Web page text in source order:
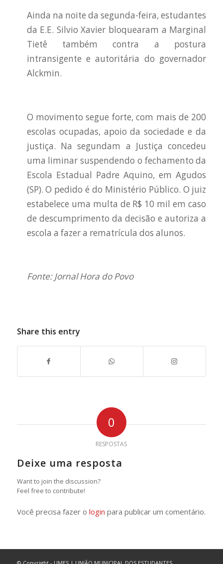
Ainda na noite da segunda-feira, estudantes
da E.E. Silvio Xavier bloquearam a Marginal
Tietê também contra a postura
intransigente e autoritária do governador
Alckmin.
O movimento segue forte, com mais de 200
escolas ocupadas, apoio da sociedade e da
justiça. Na segundam a Justiça concedeu
uma liminar suspendendo o fechamento da
Escola Estadual Padre Aquino, em Agudos
(SP). O pedido é do Ministério Público. O juiz
estabelece uma multa de R$ 10 mil em caso
de descumprimento da decisão e autoriza a
escola a fazer a rematrícula dos alunos.
Fonte: Jornal Hora do Povo
Share this entry
0
RESPOSTAS
Deixe uma resposta
Want to join the discussion?
Feel free to contribute!
Você precisa fazer o login para publicar um comentário.